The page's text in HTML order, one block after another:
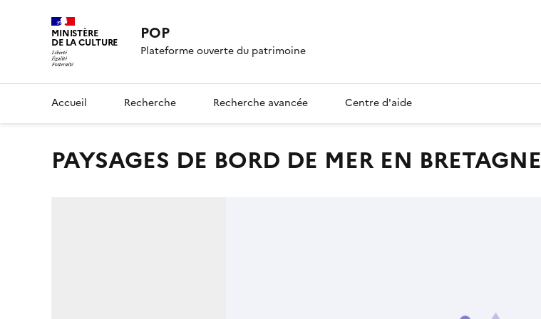
MINISTÈRE
DE LA CULTURE POP
Plateforme ouverte du patrimoine
Accueil Recherche Recherche avancée Centre d'aide
PAYSAGES DE BORD DE MER EN BRETAGNE